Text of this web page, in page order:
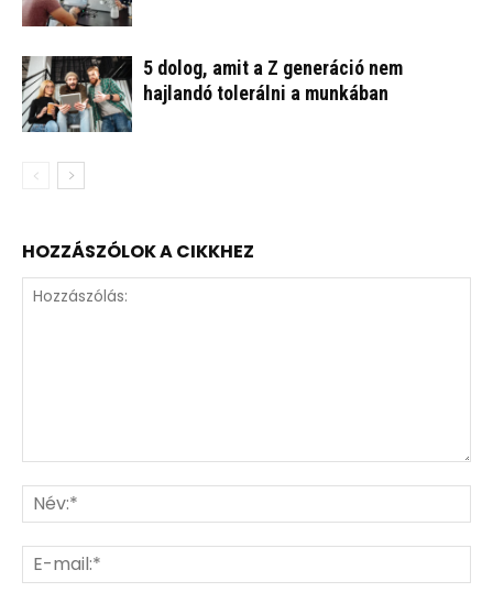
5 dolog, amit a Z generáció nem
hajlandó tolerálni a munkában
HOZZÁSZÓLOK A CIKKHEZ